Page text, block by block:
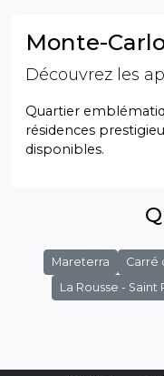
Monte-
Découvrez les
Quartier
résidences
disponibles.
Mareterra Carré
La Rousse - Saint